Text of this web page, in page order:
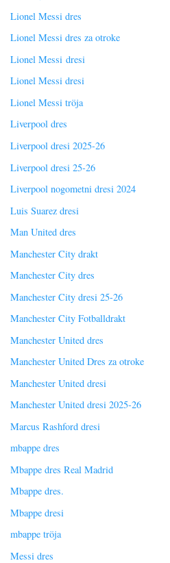
Lionel Messi dres
Lionel Messi dres za otroke
Lionel Messi dresi
Lionel Messi dresi
Lionel Messi tröja
Liverpool dres
Liverpool dresi 2025-26
Liverpool dresi 25-26
Liverpool nogometni dresi 2024
Luis Suarez dresi
Man United dres
Manchester City drakt
Manchester City dres
Manchester City dresi 25-26
Manchester City Fotballdrakt
Manchester United dres
Manchester United Dres za otroke
Manchester United dresi
Manchester United dresi 2025-26
Marcus Rashford dresi
mbappe dres
Mbappe dres Real Madrid
Mbappe dres.
Mbappe dresi
mbappe tröja
Messi dres